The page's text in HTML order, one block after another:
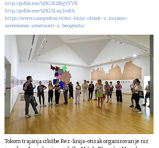
http://gofile.me/5jJlG/K1fRgSYVK
http://gofile.me/5jJlG/JLzq3rsBh
https://www.casopiskus.rs/rez-linija-otisak-u-muzeju-
savremene-umetnosti-u-beogradu/
Tokom trajanja izložbe Rez-linija-otisak organizovan je niz